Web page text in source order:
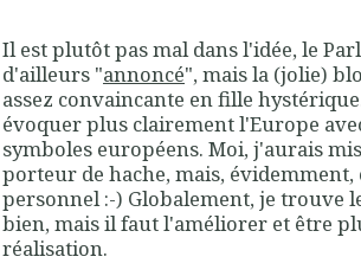
Il est plutôt pas mal dans l'idée, le
d'ailleurs "annoncé", mais la (jolie)
assez convaincante en fille
évoquer plus clairement l'Europe
symboles européens. Moi, j'aurais
porteur de hache, mais, évidemment,
personnel :-) Globalement, je trouve
bien, mais il faut l'améliorer et être
réalisation.